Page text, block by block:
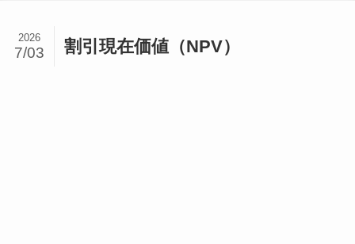
割引現在価値（NPV）
2026
7/03